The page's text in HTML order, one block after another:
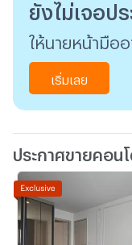
ยังไม่เจอปร
ให้นายหน้ามือ
เริ่มเลย